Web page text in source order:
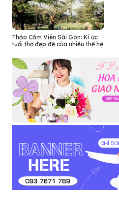
Thảo Cầm Viên Sài Gòn: Kí ức
tuổi thơ đẹp đẽ của nhiều thế hệ